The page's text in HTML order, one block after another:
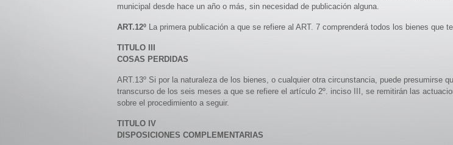
municipal desde hace un año o más, sin necesidad de publicación alguna.
ART.12º La primera publicación a que se refiere al ART. 7 comprenderá todos los bienes que
TITULO III
COSAS PERDIDAS
ART.13º Si por la naturaleza de los bienes, o cualquier otra circunstancia, puede presumirse
transcurso de los seis meses a que se refiere el artículo 2º. inciso III, se remitirán las
sobre el procedimiento a seguir.
TITULO IV
DISPOSICIONES COMPLEMENTARIAS